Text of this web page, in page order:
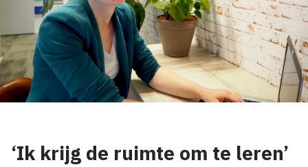
‘Ik krijg de ruimte om te leren’